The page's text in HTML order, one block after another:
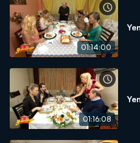
01:14:00
01:16:08